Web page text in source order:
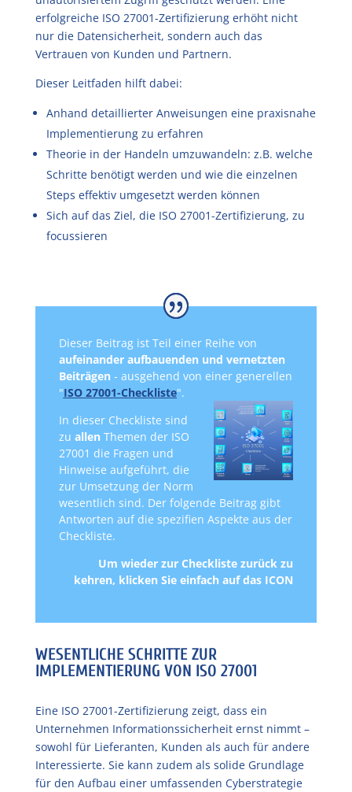
erfolgreiche ISO 27001-Zertifizierung erhöht nicht
nur die Datensicherheit, sondern auch das
Vertrauen von Kunden und Partnern.
Dieser Leitfaden hilft dabei:
Anhand detaillierter Anweisungen eine praxisnahe
Implementierung zu erfahren
Theorie in der Handeln umzuwandeln: z.B. welche
Schritte benötigt werden und wie die einzelnen
Steps effektiv umgesetzt werden können
Sich auf das Ziel, die ISO 27001-Zertifizierung, zu
focussieren
Dieser Beitrag ist Teil einer Reihe von
aufeinander aufbauenden und vernetzten
Beiträgen - ausgehend von einer generellen
"ISO 27001-Checkliste".
In dieser Checkliste sind
zu allen Themen der ISO
27001 die Fragen und
Hinweise aufgeführt, die
zur Umsetzung der Norm
wesentlich sind. Der folgende Beitrag gibt
Antworten auf die spezifien Aspekte aus der
Checkliste.
Um wieder zur Checkliste zurück zu
kehren, klicken Sie einfach auf das ICON
WESENTLICHE SCHRITTE ZUR
IMPLEMENTIERUNG VON ISO 27001
Eine ISO 27001-Zertifizierung zeigt, dass ein
Unternehmen Informationssicherheit ernst nimmt –
sowohl für Lieferanten, Kunden als auch für andere
Interessierte. Sie kann zudem als solide Grundlage
für den Aufbau einer umfassenden Cyberstrategie